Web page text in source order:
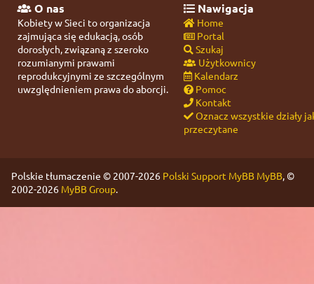
O nas
Kobiety w Sieci to organizacja
zajmująca się edukacją, osób
dorosłych, związaną z szeroko
rozumianymi prawami
reprodukcyjnymi ze szczególnym
uwzględnieniem prawa do aborcji.
Nawigacja
Home
Portal
Szukaj
Użytkownicy
Kalendarz
Pomoc
Kontakt
Oznacz wszystkie działy
przeczytane
Polskie tłumaczenie © 2007-2026 Polski Support MyBB MyBB, ©
2002-2026 MyBB Group.